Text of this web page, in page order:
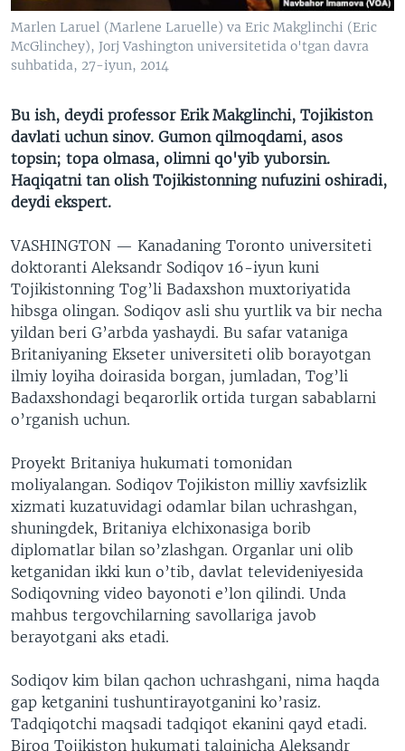
SOUNDCLOUD
VOA
Marlen Laruel (Marlene Laruelle) va Eric Makglinchi (Eric
McGlinchey), Jorj Vashington universitetida o'tgan davra
suhbatida, 27-iyun, 2014
Bu ish, deydi professor Erik Makglinchi, Tojikiston
davlati uchun sinov. Gumon qilmoqdami, asos
topsin; topa olmasa, olimni qo'yib yuborsin.
Haqiqatni tan olish Tojikistonning nufuzini oshiradi,
deydi ekspert.
VASHINGTON — Kanadaning Toronto universiteti
doktoranti Aleksandr Sodiqov 16-iyun kuni
Tojikistonning Tog’li Badaxshon muxtoriyatida
hibsga olingan. Sodiqov asli shu yurtlik va bir necha
yildan beri G’arbda yashaydi. Bu safar vataniga
Britaniyaning Ekseter universiteti olib borayotgan
ilmiy loyiha doirasida borgan, jumladan, Tog’li
Badaxshondagi beqarorlik ortida turgan sabablarni
o’rganish uchun.
Proyekt Britaniya hukumati tomonidan
moliyalangan. Sodiqov Tojikiston milliy xavfsizlik
xizmati kuzatuvidagi odamlar bilan uchrashgan,
shuningdek, Britaniya elchixonasiga borib
diplomatlar bilan so’zlashgan. Organlar uni olib
ketganidan ikki kun o’tib, davlat televideniyesida
Sodiqovning video bayonoti e’lon qilindi. Unda
mahbus tergovchilarning savollariga javob
berayotgani aks etadi.
Sodiqov kim bilan qachon uchrashgani, nima haqda
gap ketganini tushuntirayotganini ko’rasiz.
Tadqiqotchi maqsadi tadqiqot ekanini qayd etadi.
Biroq Tojikiston hukumati talqinicha Aleksandr